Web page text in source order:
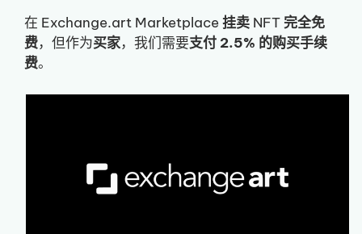
在 Exchange.art Marketplace挂卖 NFT完全免
费，但作为买家，我们需要支付 2.5% 的购买手续
费。